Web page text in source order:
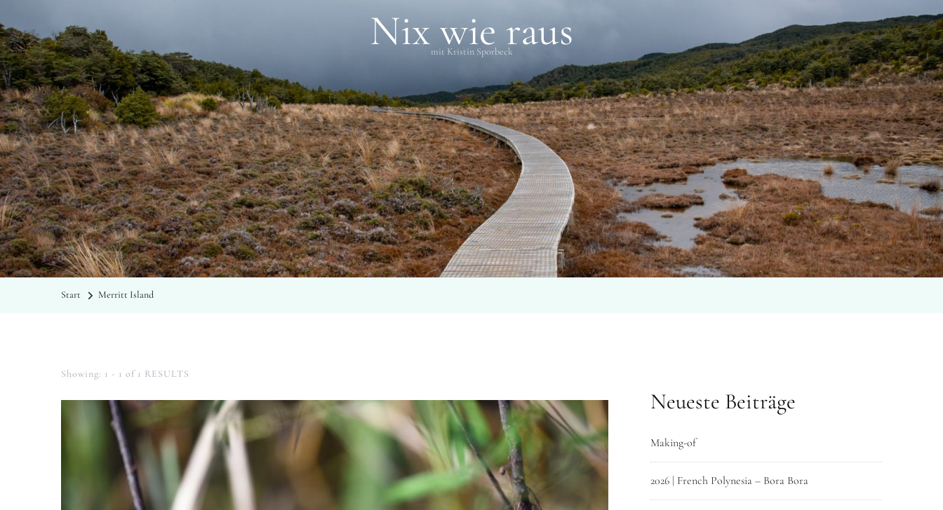
Nix wie raus
mit Kristin Sporbeck
SCHLAGWÖRTER
Merritt Island
Start Merritt Island
Showing: 1 - 1 of 1 RESULTS
Neueste Beiträge
Making-of
2026 | French Polynesia – Bora Bora